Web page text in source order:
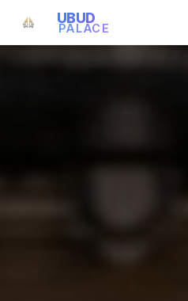
UBUD
PALACE